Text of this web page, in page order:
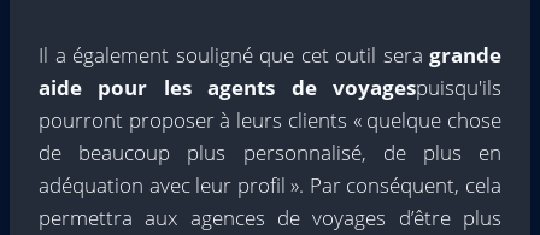
Il a également souligné que cet outil sera grande
aide pour les agents de voyagespuisqu'ils
pourront proposer à leurs clients « quelque chose
de beaucoup plus personnalisé, de plus en
adéquation avec leur profil ». Par conséquent, cela
permettra aux agences de voyages d’être plus